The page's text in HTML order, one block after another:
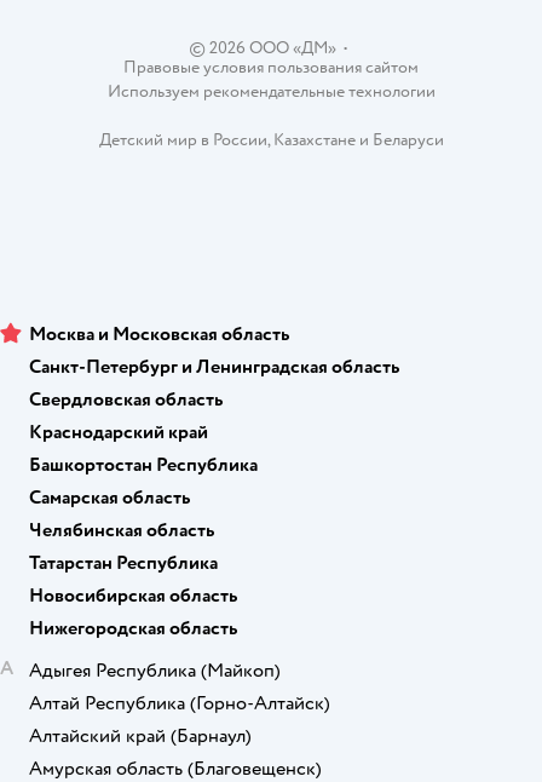
© 2026 ООО «ДМ»•
Правовые условия пользования сайтом
Используем рекомендательные технологии
Детский мир в России,Казахстанеи Беларуси
Москва и Московская область
Санкт-Петербург и Ленинградская область
Свердловская область
Краснодарский край
Башкортостан Республика
Самарская область
Челябинская область
Татарстан Республика
Новосибирская область
Нижегородская область
А
Адыгея Республика (Майкоп)
Алтай Республика (Горно-Алтайск)
Алтайский край (Барнаул)
Амурская область (Благовещенск)